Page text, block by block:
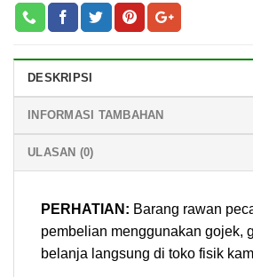
DESKRIPSI
INFORMASI TAMBAHAN
ULASAN (0)
PERHATIAN: Barang rawan
pembelian menggunakan gojek,
belanja langsung di toko fisik